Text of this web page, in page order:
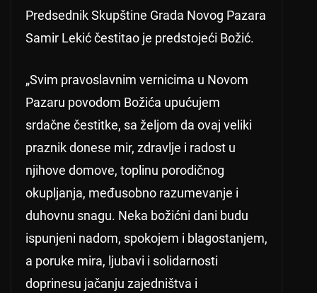
Predsednik Skupštine Grada Novog Pazara
Samir Lekić čestitao je predstojeći Božić.
„Svim pravoslavnim vernicima u Novom
Pazaru povodom Božića upućujem
srdačne čestitke, sa željom da ovaj veliki
praznik donese mir, zdravlje i radost u
njihove domove, toplinu porodičnog
okupljanja, međusobno razumevanje i
duhovnu snagu. Neka božićni dani budu
ispunjeni nadom, spokojem i blagostanjem,
a poruke mira, ljubavi i solidarnosti
doprinesu jačanju zajedništva i